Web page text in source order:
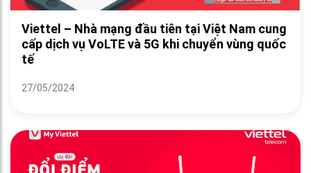
Viettel – Nhà mạng đầu tiên tại Việt Nam cung
cấp dịch vụ VoLTE và 5G khi chuyển vùng quốc
tế
27/05/2024